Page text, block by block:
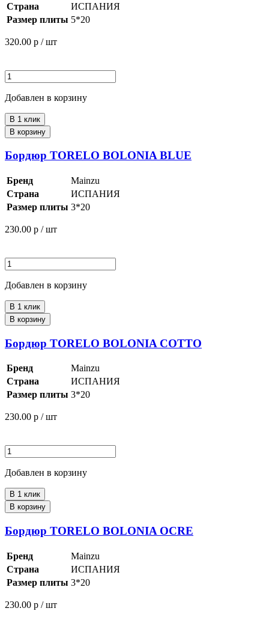
Страна
ИСПАНИЯ
Размер плиты 5*20
320.00 р / шт
Добавлен в корзину
В 1 клик
В корзину
Бордюр TORELO BOLONIA BLUE
Бренд
Mainzu
Страна
ИСПАНИЯ
Размер плиты 3*20
230.00 р / шт
Добавлен в корзину
В 1 клик
В корзину
Бордюр TORELO BOLONIA COTTO
Бренд
Mainzu
Страна
ИСПАНИЯ
Размер плиты 3*20
230.00 р / шт
Добавлен в корзину
В 1 клик
В корзину
Бордюр TORELO BOLONIA OCRE
Бренд
Mainzu
Страна
ИСПАНИЯ
Размер плиты 3*20
230.00 р / шт